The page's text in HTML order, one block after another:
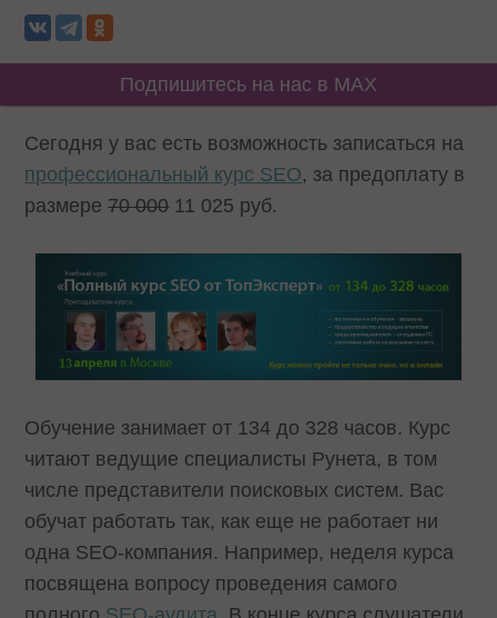
Подпишитесь на нас в MAX
Сегодня у вас есть возможность записаться на
профессиональный курс SEO, за предоплату в
размере70 000 11 025 руб.
Обучение занимает от 134 до 328 часов. Курс
читают ведущие специалисты Рунета, в том
числе представители поисковых систем. Вас
обучат работать так, как еще не работает ни
одна SEO-компания. Например, неделя курса
посвящена вопросу проведения самого